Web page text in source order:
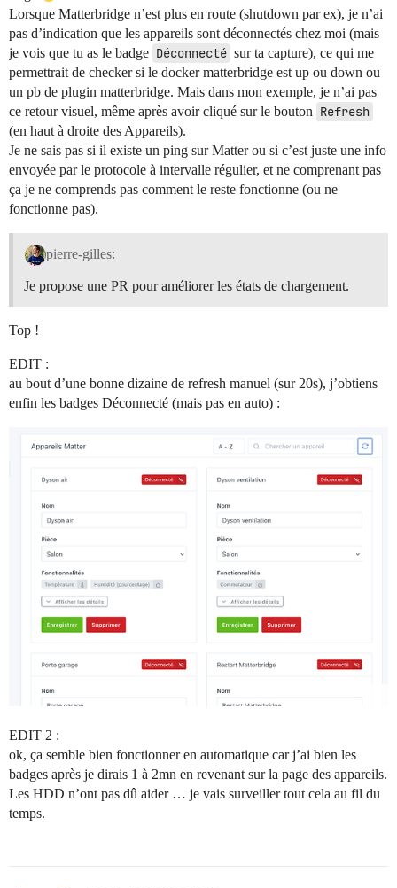
Lorsque Matterbridge n’est plus en route (shutdown par ex), je n’ai
pas d’indication que les appareils sont déconnectés chez moi (mais
je vois que tu as le badge Déconnecté sur ta capture), ce qui me
permettrait de checker si le docker matterbridge est up ou down ou
un pb de plugin matterbridge. Mais dans mon exemple, je n’ai pas
ce retour visuel, même après avoir cliqué sur le bouton Refresh
(en haut à droite des Appareils).
Je ne sais pas si il existe un ping sur Matter ou si c’est juste une info
envoyée par le protocole à intervalle régulier, et ne comprenant pas
ça je ne comprends pas comment le reste fonctionne (ou ne
fonctionne pas).
pierre-gilles:
Je propose une PR pour améliorer les états de chargement.
Top !
EDIT :
au bout d’une bonne dizaine de refresh manuel (sur 20s), j’obtiens
enfin les badges Déconnecté (mais pas en auto) :
EDIT 2 :
ok, ça semble bien fonctionner en automatique car j’ai bien les
badges après je dirais 1 à 2mn en revenant sur la page des appareils.
Les HDD n’ont pas dû aider … je vais surveiller tout cela au fil du
temps.